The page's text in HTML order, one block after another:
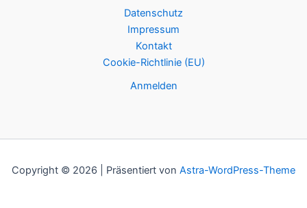
Datenschutz
Impressum
Kontakt
Cookie-Richtlinie (EU)
Anmelden
Copyright © 2026 | Präsentiert von Astra-WordPress-Theme